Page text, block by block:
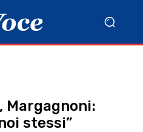
Margagnoni:
stessi”